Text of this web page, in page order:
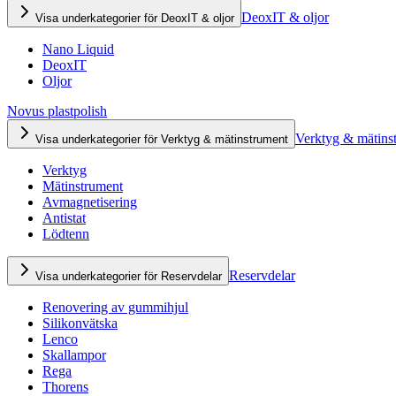
Visa underkategorier för DeoxIT & oljor DeoxIT & oljor
Nano Liquid
DeoxIT
Oljor
Novus plastpolish
Visa underkategorier för Verktyg & mätinstrument Verktyg &
Verktyg
Mätinstrument
Avmagnetisering
Antistat
Lödtenn
Visa underkategorier för Reservdelar Reservdelar
Renovering av gummihjul
Silikonvätska
Lenco
Skallampor
Rega
Thorens